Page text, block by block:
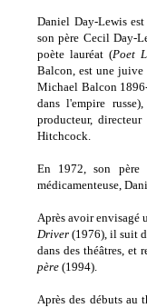
Daniel Day-Lewis
son père Cecil Day-
poète lauréat (Poet
Balcon, est une
Michael Balcon
dans l'empire
producteur,
Hitchcock.
En 1972, son père
médicamenteuse,
Après avoir envisagé
Driver (1976), il suit
dans des théâtres, et
père (1994).
Après des débuts au